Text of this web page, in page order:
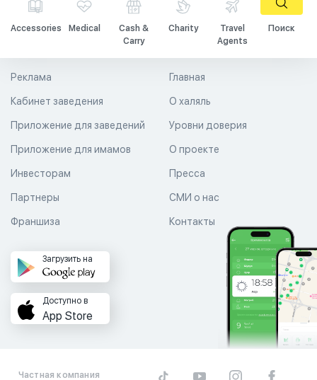
Accessories Medical
Cash &
Carry
Charity
Travel
Agents
Поиск
Главная
О халяль
Уровни доверия
Реклама
Кабинет заведения
Приложение для заведений
Приложение для имамов О проекте
Пресса
СМИ о нас
Контакты
Инвесторам
Партнеры
Франшиза
Загрузить на
Доступно в
App Store
Частная компания